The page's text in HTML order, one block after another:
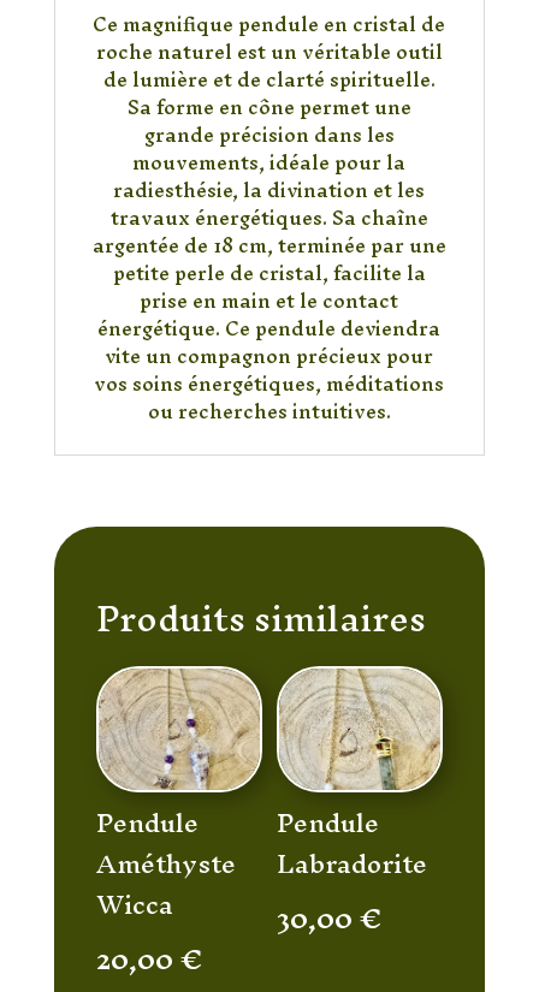
Ce magnifique pendule en cristal de
roche naturel est un véritable outil
de lumière et de clarté spirituelle.
Sa forme en cône permet une
grande précision dans les
mouvements, idéale pour la
radiesthésie, la divination et les
travaux énergétiques. Sa chaîne
argentée de 18 cm, terminée par une
petite perle de cristal, facilite la
prise en main et le contact
énergétique. Ce pendule deviendra
vite un compagnon précieux pour
vos soins énergétiques, méditations
ou recherches intuitives.
Produits similaires
Pendule
Améthyste
Wicca
20,00€
Pendule
Labradorite
30,00€